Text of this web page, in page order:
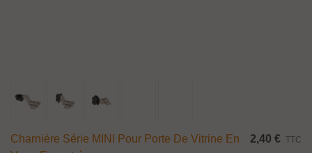
Charnière Série MINI Pour Porte De Vitrine En
2,40 € TTC